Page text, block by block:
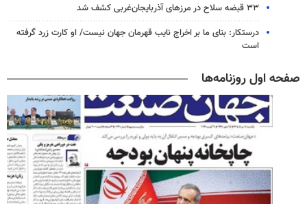
۳۳ قبضه سلاح در مرزهای آذربایجان‌غربی کشف شد
درستکار: بنای ما بر اخراج نایب قهرمان جهان نیست/ او کارت زرد گرفته
است
صفحه اول روزنامه‌ها